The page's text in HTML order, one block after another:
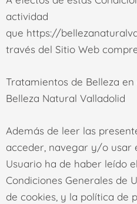
actividad
que https://
través del Sitio Web
Tratamientos de Belleza
Belleza Natural Valladolid
Además de leer las
acceder, navegar y/o usar
Usuario ha de haber leído
Condiciones Generales de
de cookies, y la política de